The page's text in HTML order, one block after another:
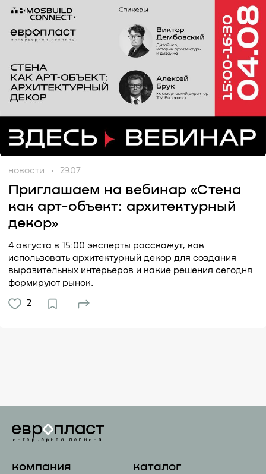
новости 29.07
Приглашаем на вебинар «Стена
как арт-объект: архитектурный
декор»
4 августа в 15:00 эксперты расскажут, как
использовать архитектурный декор для создания
выразительных интерьеров и какие решения сегодня
формируют рынок.
2
компания каталог